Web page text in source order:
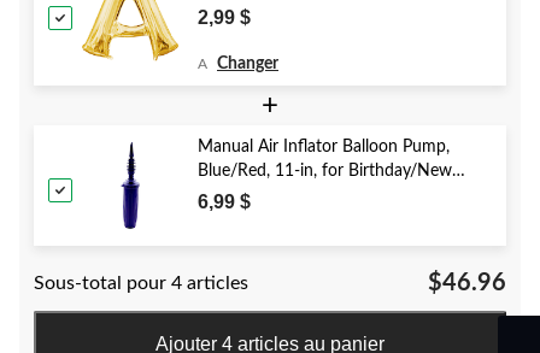
Birthday/Graduation/Baby
2,99 $
A Changer
+
Manual Air Inflator Balloon Pump,
Blue/Red, 11-in, for Birthday/New
Year's Eve/Graduation/Baby
6,99 $
Sous-total pour 4 articles $46.96
Ajouter 4 articles au panier